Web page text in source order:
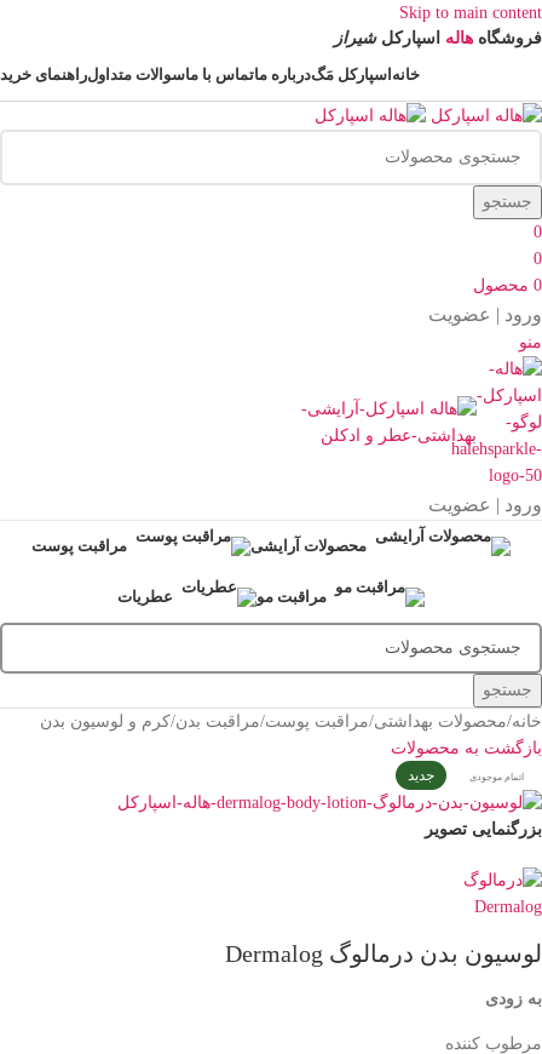
Skip to main content
فروشگاه هاله اسپارکلشیراز
خانه اسپارکل مَگدرباره ماتماس با ماسوالات متداولراهنمای خرید
جستجو
0
0
0 محصول
ورود | عضویت
منو
ورود | عضویت
محصولات آرایشی مراقبت پوست
مراقبت مو عطریات
جستجو
خانه/محصولات بهداشتی/مراقبت پوست/مراقبت بدن/کرم و لوسيون بدن
بازگشت به محصولات
اتمام موجودی جدید
بزرگنمایی تصویر
لوسیون بدن درمالوگ Dermalog
به زودی
مرطوب کننده